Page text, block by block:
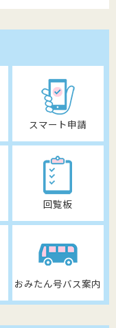
スマート申請
回覧板
おみたん号バス案内